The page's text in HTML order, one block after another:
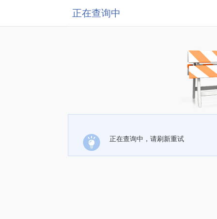
正在查询中
正在查询中，请刷新重试